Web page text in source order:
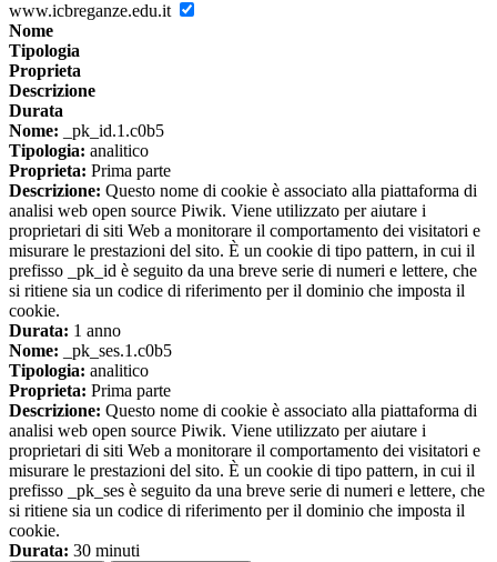
www.icbreganze.edu.it
Nome
Tipologia
Proprieta
Descrizione
Durata
Nome: _pk_id.1.c0b5
Tipologia: analitico
Proprieta: Prima parte
Descrizione: Questo nome di cookie è associato alla piattaforma di
analisi web open source Piwik. Viene utilizzato per aiutare i
proprietari di siti Web a monitorare il comportamento dei visitatori e
misurare le prestazioni del sito. È un cookie di tipo pattern, in cui il
prefisso _pk_id è seguito da una breve serie di numeri e lettere, che
si ritiene sia un codice di riferimento per il dominio che imposta il
cookie.
Durata: 1 anno
Nome: _pk_ses.1.c0b5
Tipologia: analitico
Proprieta: Prima parte
Descrizione: Questo nome di cookie è associato alla piattaforma di
analisi web open source Piwik. Viene utilizzato per aiutare i
proprietari di siti Web a monitorare il comportamento dei visitatori e
misurare le prestazioni del sito. È un cookie di tipo pattern, in cui il
prefisso _pk_ses è seguito da una breve serie di numeri e lettere, che
si ritiene sia un codice di riferimento per il dominio che imposta il
cookie.
Durata: 30 minuti